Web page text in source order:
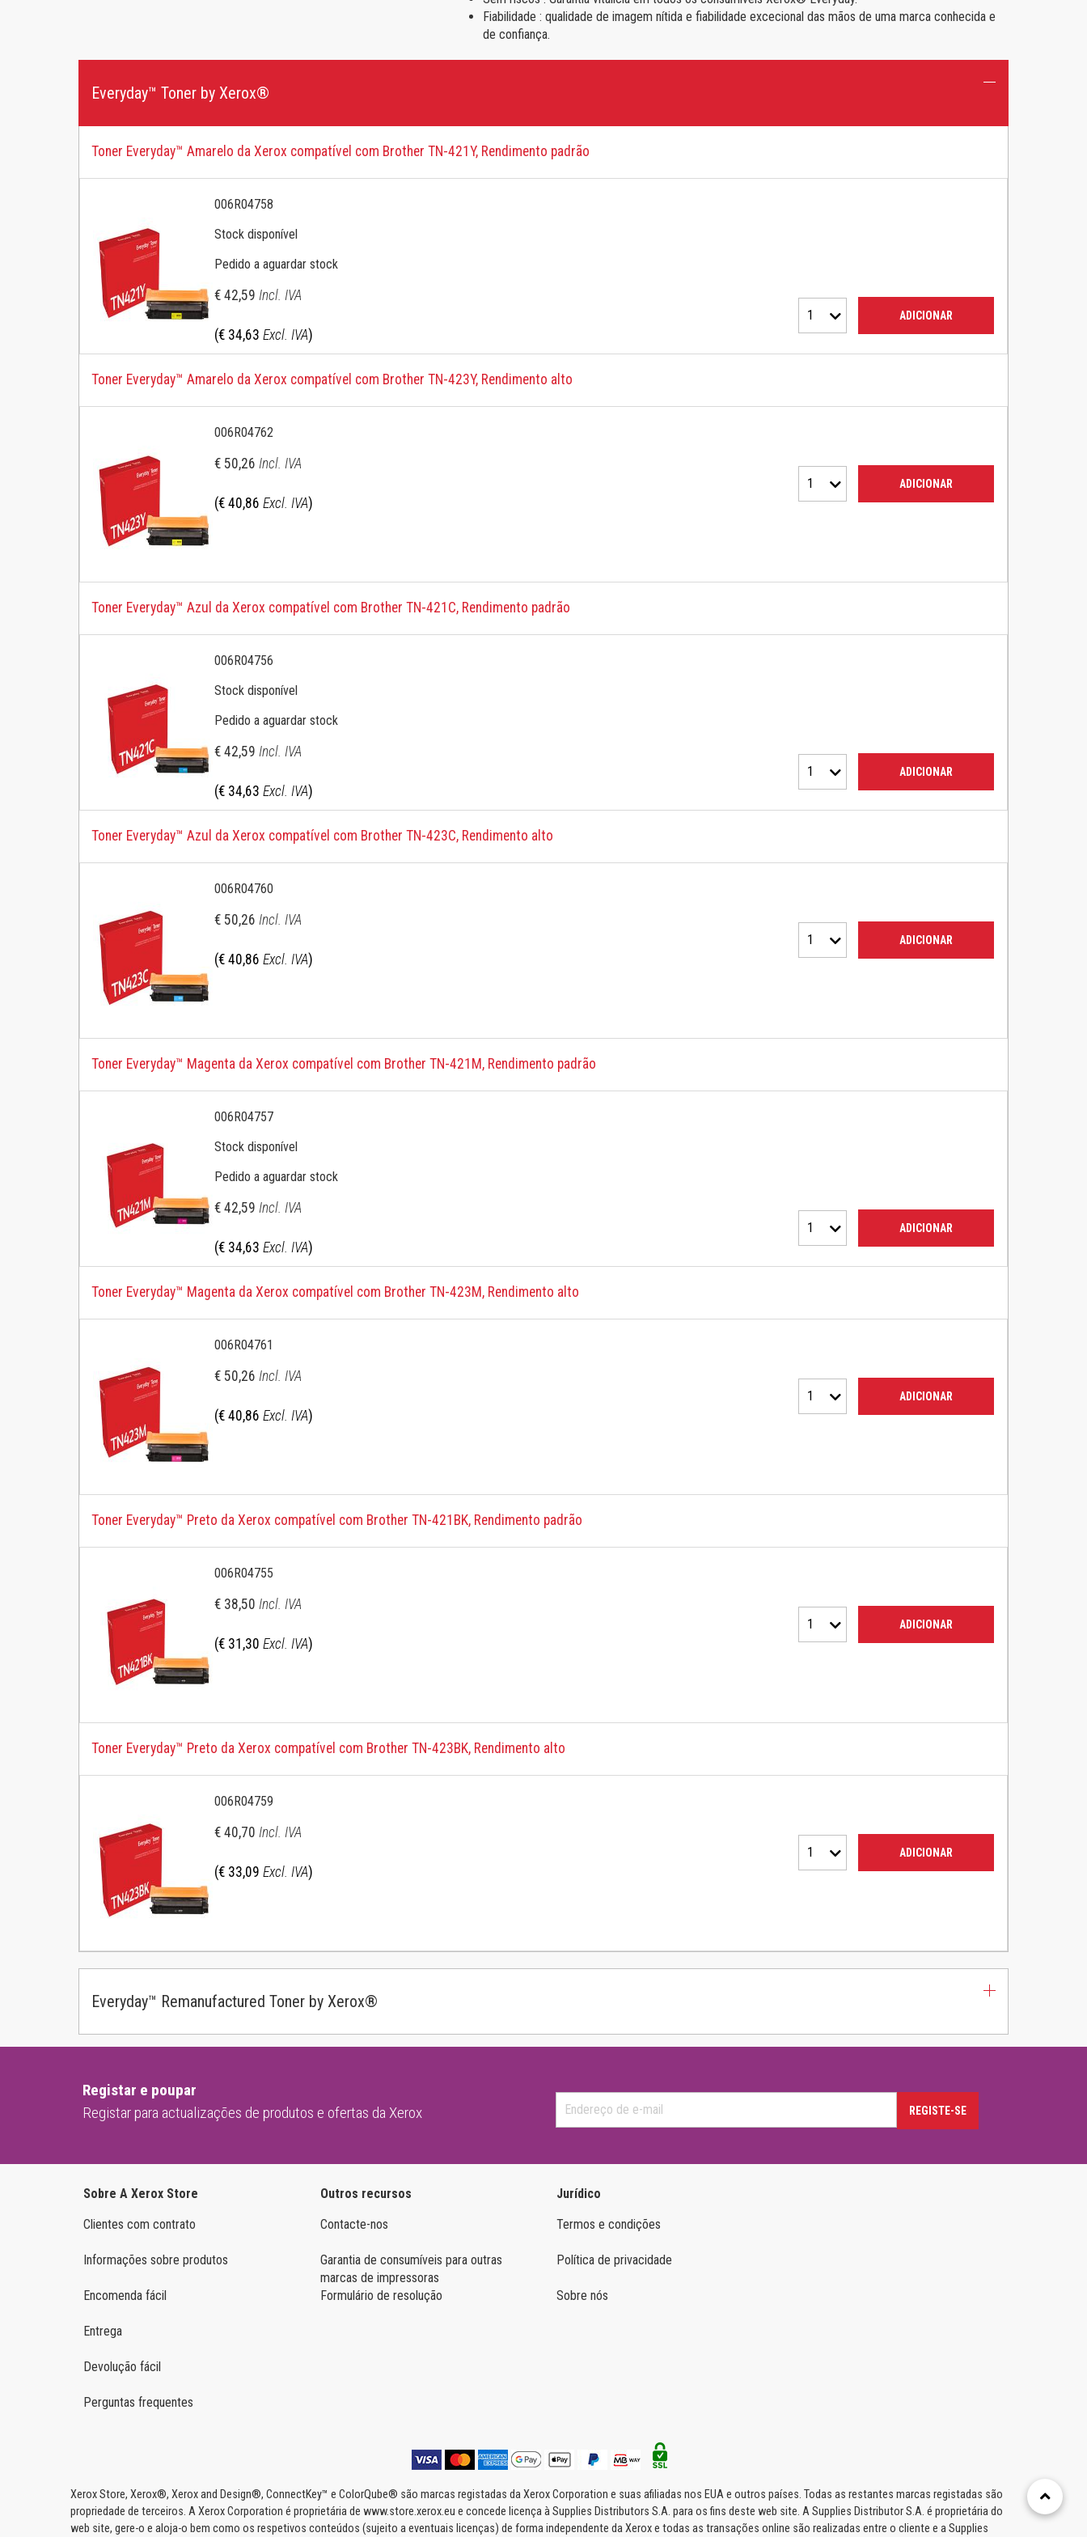
Rede & USB
Impressão lateral dupla
COMPRAR POR FAMÍLIA DE PRODUTOS
Série C
Photocopieurs de la série XE
Kyocera
Konica Minolta
HP PageWide
Fiabilidade : qualidade de imagem nítida e fiabilidade excecional das mãos de uma marca conhecida e
de confiança.
Everyday™ Toner by Xerox®
Toner Everyday™ Amarelo da Xerox compatível com Brother TN-421Y, Rendimento padrão
006R04758
Stock disponível
Pedido a aguardar stock
€ 42,59 Incl. IVA
(€ 34,63 Excl. IVA)
1 ADICIONAR
Toner Everyday™ Amarelo da Xerox compatível com Brother TN-423Y, Rendimento alto
006R04762
€ 50,26 Incl. IVA
(€ 40,86 Excl. IVA)
1 ADICIONAR
Toner Everyday™ Azul da Xerox compatível com Brother TN-421C, Rendimento padrão
006R04756
Stock disponível
Pedido a aguardar stock
€ 42,59 Incl. IVA
(€ 34,63 Excl. IVA)
1 ADICIONAR
Toner Everyday™ Azul da Xerox compatível com Brother TN-423C, Rendimento alto
006R04760
€ 50,26 Incl. IVA
(€ 40,86 Excl. IVA)
1 ADICIONAR
Toner Everyday™ Magenta da Xerox compatível com Brother TN-421M, Rendimento padrão
006R04757
Stock disponível
Pedido a aguardar stock
€ 42,59 Incl. IVA
(€ 34,63 Excl. IVA)
1 ADICIONAR
Toner Everyday™ Magenta da Xerox compatível com Brother TN-423M, Rendimento alto
006R04761
€ 50,26 Incl. IVA
(€ 40,86 Excl. IVA)
1 ADICIONAR
Toner Everyday™ Preto da Xerox compatível com Brother TN-421BK, Rendimento padrão
006R04755
€ 38,50 Incl. IVA
(€ 31,30 Excl. IVA)
1 ADICIONAR
Toner Everyday™ Preto da Xerox compatível com Brother TN-423BK, Rendimento alto
006R04759
€ 40,70 Incl. IVA
(€ 33,09 Excl. IVA)
1 ADICIONAR
Everyday™ Remanufactured Toner by Xerox®
Registar e poupar
Registar para actualizações de produtos e ofertas da Xerox
REGISTE-SE
Sobre A Xerox Store
Clientes com contrato
Informações sobre produtos
Encomenda fácil
Entrega
Devolução fácil
Perguntas frequentes
Outros recursos
Contacte-nos
Garantia de consumíveis para outras
marcas de impressoras
Formulário de resolução
Jurídico
Termos e condições
Política de privacidade
Sobre nós
Xerox Store, Xerox®, Xerox and Design®, ConnectKey™ e ColorQube® são marcas registadas da Xerox Corporation e suas afiliadas nos EUA e outros países. Todas as restantes marcas registadas são
propriedade de terceiros. A Xerox Corporation é proprietária de www.store.xerox.eu e concede licença à Supplies Distributors S.A. para os fins deste web site. A Supplies Distributor S.A. é proprietária do
web site, gere-o e aloja-o bem como os respetivos conteúdos (sujeito a eventuais licenças) de forma independente da Xerox e todas as transações online são realizadas entre o cliente e a Supplies